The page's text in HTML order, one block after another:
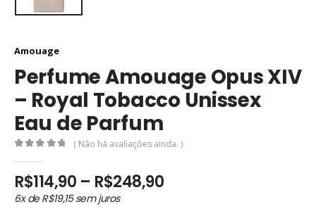
Amouage
Perfume Amouage Opus XIV
– Royal Tobacco Unissex
Eau de Parfum
( Não há avaliações ainda. )
R$114,90 – R$248,90Faixa
6x deR$19,15sem juros